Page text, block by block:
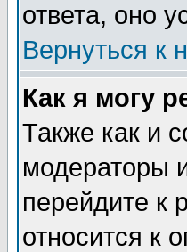
ответа, оно
Вернуться к
Как я могу
Также как и
модераторы
перейдите к
относится к